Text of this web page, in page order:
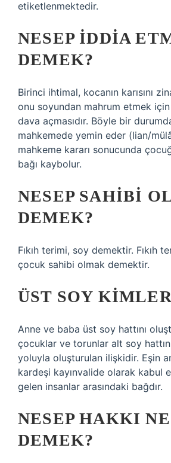
etiketlenmektedir.
NESEP IDDIA
DEMEK?
Birinci ihtimal, kocanın karısını
onu soyundan mahrum etmek
dava açmasıdır. Böyle bir
mahkemede yemin eder (lian/
mahkeme kararı sonucunda
bağı kaybolur.
NESEP SAHIBI
DEMEK?
Fıkıh terimi, soy demektir. Fıkıh
çocuk sahibi olmak demektir.
ÜST SOY
Anne ve baba üst soy hattını
çocuklar ve torunlar alt soy
yoluyla oluşturulan ilişkidir. Eşin
kardeşi kayınvalide olarak kabul
gelen insanlar arasındaki bağdır.
NESEP HAKKI NE
DEMEK?